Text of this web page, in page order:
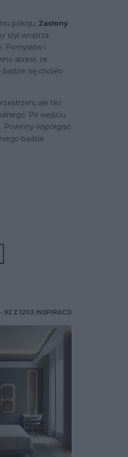
pokoju. Zasłony
styl wnętrza
Pomysłów i
sprawi, że
się chciało
ale też
Po wejściu
współgrać
będzie
- 92 Z 1203 INSPIRACJI